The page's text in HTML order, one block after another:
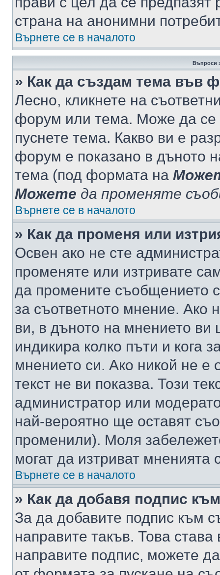
страна на анонимни
Върнете се в началото
Въпроси
» Как да създам тема във
Лесно, кликнете на
форум или тема. Може да се
пуснете тема. Какво ви е
форум е показано в дъното
тема (под формата на
Можете да променяте
Върнете се в началото
» Как да променя или
Освен ако не сте
променяте или изтривате
да промените съобщението
за съответното мнение. Ако
ви, в дъното на мнението ви
индикира колко пъти и кога
мнението си. Ако никой не е
текст не ви показва. Този
администратор или
най-вероятно ще оставят
променили). Моля
могат да изтриват мненията
Върнете се в началото
» Как да добавя подпис
За да добавите подпис към
направите такъв. Това
направите подпис, можете